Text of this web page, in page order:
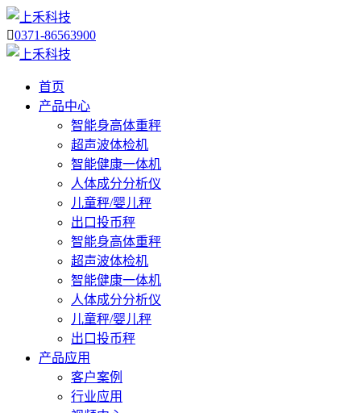
0371-86563900
首页
产品中心
智能身高体重秤
超声波体检机
智能健康一体机
人体成分分析仪
儿童秤/婴儿秤
出口投币秤
智能身高体重秤
超声波体检机
智能健康一体机
人体成分分析仪
儿童秤/婴儿秤
出口投币秤
产品应用
客户案例
行业应用